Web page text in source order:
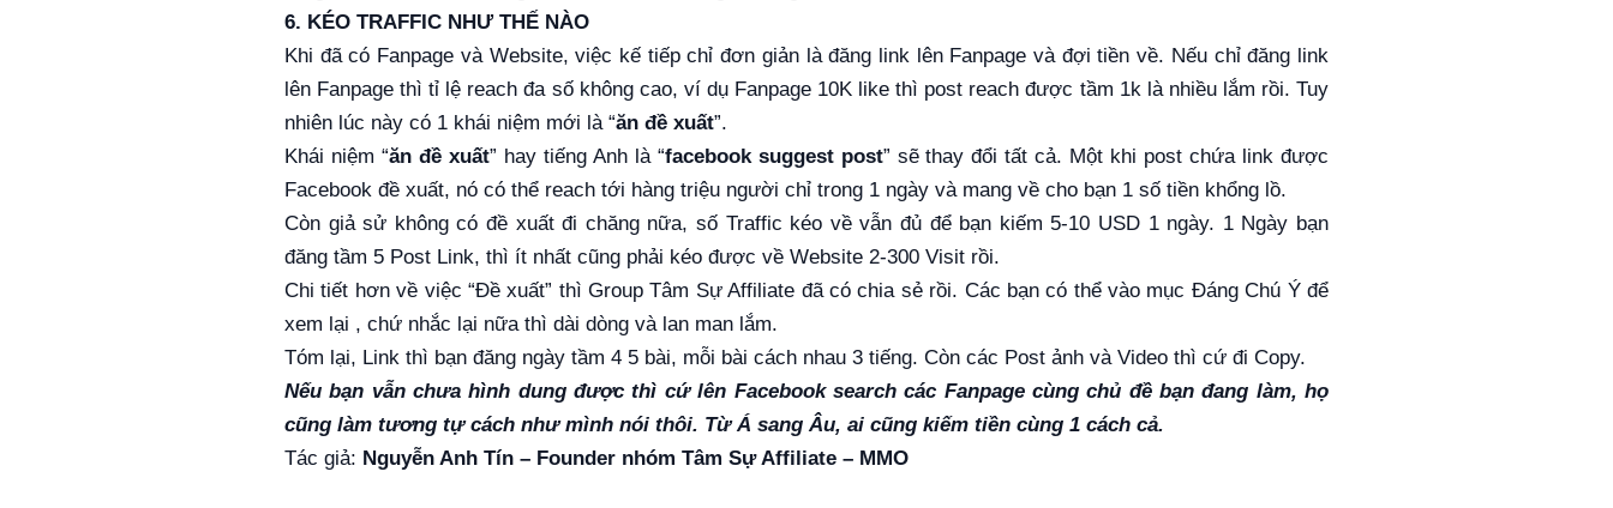
6. KÉO TRAFFIC NHƯ THẾ NÀO
Khi đã có Fanpage và Website, việc kế tiếp chỉ đơn giản là đăng link lên Fanpage và đợi tiền về. Nếu chỉ đăng link
lên Fanpage thì tỉ lệ reach đa số không cao, ví dụ Fanpage 10K like thì post reach được tầm 1k là nhiều lắm rồi. Tuy
nhiên lúc này có 1 khái niệm mới là “ăn đề xuất”.
Khái niệm “ăn đề xuất” hay tiếng Anh là “facebook suggest post” sẽ thay đổi tất cả. Một khi post chứa link được
Facebook đề xuất, nó có thể reach tới hàng triệu người chỉ trong 1 ngày và mang về cho bạn 1 số tiền khổng lồ.
Còn giả sử không có đề xuất đi chăng nữa, số Traffic kéo về vẫn đủ để bạn kiếm 5-10 USD 1 ngày. 1 Ngày bạn
đăng tầm 5 Post Link, thì ít nhất cũng phải kéo được về Website 2-300 Visit rồi.
Chi tiết hơn về việc “Đề xuất” thì Group Tâm Sự Affiliate đã có chia sẻ rồi. Các bạn có thể vào mục Đáng Chú Ý để
xem lại , chứ nhắc lại nữa thì dài dòng và lan man lắm.
Tóm lại, Link thì bạn đăng ngày tầm 4 5 bài, mỗi bài cách nhau 3 tiếng. Còn các Post ảnh và Video thì cứ đi Copy.
Nếu bạn vẫn chưa hình dung được thì cứ lên Facebook search các Fanpage cùng chủ đề bạn đang làm, họ
cũng làm tương tự cách như mình nói thôi. Từ Á sang Âu, ai cũng kiếm tiền cùng 1 cách cả.
Tác giả: Nguyễn Anh Tín – Founder nhóm Tâm Sự Affiliate – MMO